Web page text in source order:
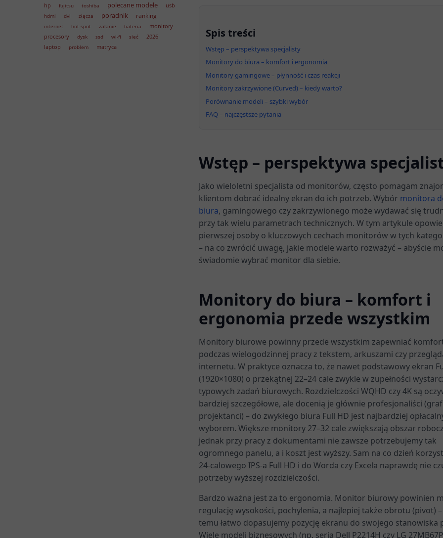
hp fujitsu toshiba polecane modele usb
hdmi dvi złącza poradnik ranking
internet hot spot zalanie bateria
monitory
procesory
dysk ssd wi-fi sieć
2026
laptop
problem matryca
Spis treści
Wstęp – perspektywa specjalisty
Monitory do biura – komfort i ergonomia
Monitory gamingowe – płynność i czas reakcji
Monitory zakrzywione (Curved) – kiedy warto?
Porównanie modeli – szybki wybór
FAQ – najczęstsze pytania
Wstęp – perspektywa
Jako wieloletni specjalista od monitorów, często pomagam
klientom dobrać idealny ekran do ich potrzeb. Wybór monitora
biura, gamingowego czy zakrzywionego może wydawać się
przy tak wielu parametrach technicznych. W tym artykule
pierwszej osoby o kluczowych cechach monitorów w tych
– na co zwrócić uwagę, jakie modele warto rozważyć – abyście
świadomie wybrać monitor dla siebie.
Monitory do biura – komfort i
ergonomia przede wszystkim
Monitory biurowe powinny przede wszystkim zapewniać
podczas wielogodzinnej pracy z tekstem, arkuszami czy
internetu. W praktyce oznacza to, że nawet podstawowy ekran
(1920×1080) o przekątnej 22–24 cale zwykle w zupełności
typowych zadań biurowych. Rozdzielczości WQHD czy 4K są
bardziej szczegółowe, ale docenią je głównie profesjonaliści
projektanci) – do zwykłego biura Full HD jest najbardziej
wyborem. Większe monitory 27–32 cale zwiększają obszar
jednak przy pracy z dokumentami nie zawsze potrzebujemy tak
ogromnego panelu, a i koszt jest wyższy. Sam na co dzień
24-calowego IPS-a Full HD i do Worda czy Excela naprawdę nie
potrzeby wyższej rozdzielczości.
Bardzo ważna jest za to ergonomia. Monitor biurowy powinien
regulację wysokości, pochylenia, a najlepiej także obrotu (pivot)
temu łatwo dopasujemy pozycję ekranu do swojego stanowiska
Wiele modeli biznesowych (np. seria Dell P2214H czy LG